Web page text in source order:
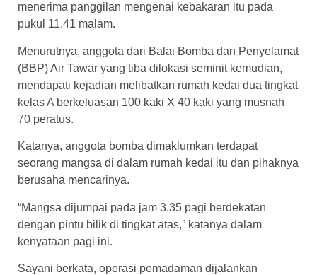
menerima panggilan mengenai kebakaran itu pada
pukul 11.41 malam.
Menurutnya, anggota dari Balai Bomba dan Penyelamat
(BBP) Air Tawar yang tiba dilokasi seminit kemudian,
mendapati kejadian melibatkan rumah kedai dua tingkat
kelas A berkeluasan 100 kaki X 40 kaki yang musnah
70 peratus.
Katanya, anggota bomba dimaklumkan terdapat
seorang mangsa di dalam rumah kedai itu dan pihaknya
berusaha mencarinya.
“Mangsa dijumpai pada jam 3.35 pagi berdekatan
dengan pintu bilik di tingkat atas,” katanya dalam
kenyataan pagi ini.
Sayani berkata, operasi pemadaman dijalankan